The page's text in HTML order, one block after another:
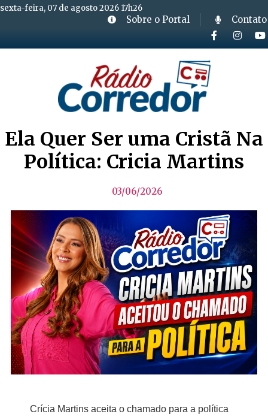
sexta-feira, 07 de agosto 2026 17h26
Sobre o Portal Contato
Ela Quer Ser uma Cristã Na
Política: Cricia Martins
03/06/2026
Crícia Martins aceita o chamado para a política